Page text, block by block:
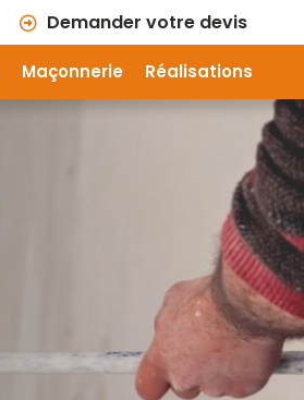
Demander votre devis
Maçonnerie Réalisations